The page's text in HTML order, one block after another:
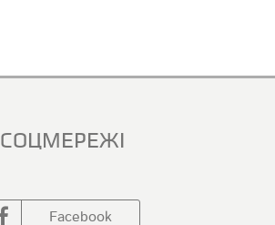
СОЦМЕРЕЖІ
Facebook